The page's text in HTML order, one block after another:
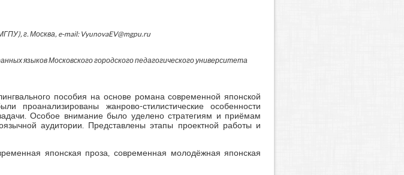
г. Москва, e-mail: VyunovaEV@mgpu.ru
языков Московского городского педагогического университета
пособия на основе романа современной японской
жанрово-стилистические особенности
Особое внимание было уделено стратегиям и приёмам
аудитории. Представлены этапы проектной работы и
японская проза, современная молодёжная японская